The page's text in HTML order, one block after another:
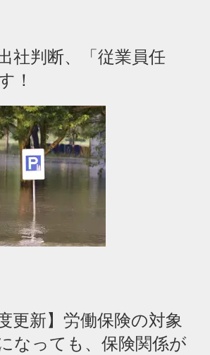
社判断、「従業員任
！
更新】労働保険の対象
なっても、保険関係が